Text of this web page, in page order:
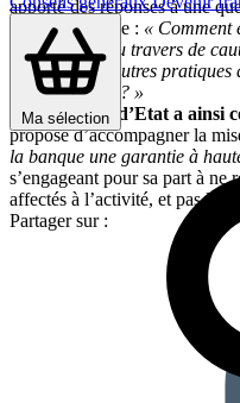
Ma sélection
apporté des réponses à une
nouveau régime : « Comment
leurs sûretés au travers de
dirigeants, et autres
l’entrepreneur ? »
Le secrétaire d’Etat a ainsi
propose d’accompagner la
la banque une garantie à
s’engageant pour sa part à ne
affectés à l’activité, et pas les
Partager sur :